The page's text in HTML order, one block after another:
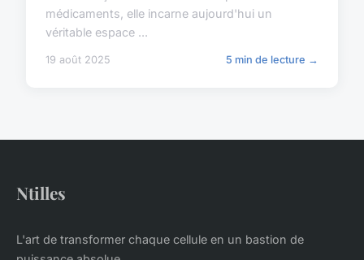
médicaments, elle incarne aujourd'hui un
véritable espace ...
19 août 2025 5 min de lecture →
Ntilles
L'art de transformer chaque cellule en un bastion de